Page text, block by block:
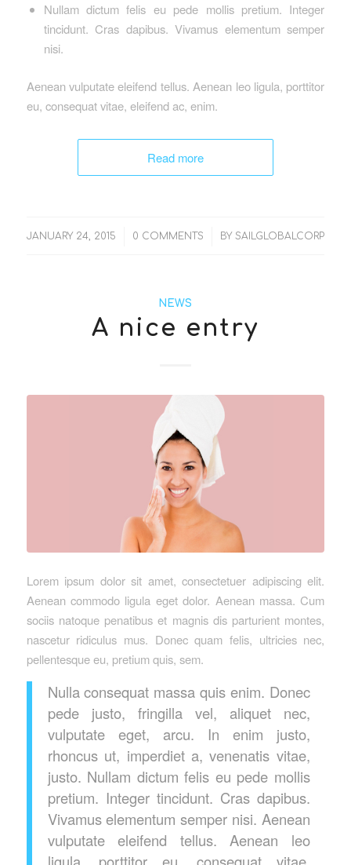
Nullam dictum felis eu pede mollis pretium. Integer
tincidunt. Cras dapibus. Vivamus elementum semper
nisi.
Aenean vulputate eleifend tellus. Aenean leo ligula, porttitor
eu, consequat vitae, eleifend ac, enim.
Read more
JANUARY 24, 2015
/ 0 COMMENTS
/ BY SAILGLOBALCORP
NEWS
A nice entry
Lorem ipsum dolor sit amet, consectetuer adipiscing elit.
Aenean commodo ligula eget dolor. Aenean massa. Cum
sociis natoque penatibus et magnis dis parturient montes,
nascetur ridiculus mus. Donec quam felis, ultricies nec,
pellentesque eu, pretium quis, sem.
Nulla consequat massa quis enim. Donec
pede justo, fringilla vel, aliquet nec,
vulputate eget, arcu. In enim justo,
rhoncus ut, imperdiet a, venenatis vitae,
justo. Nullam dictum felis eu pede mollis
pretium. Integer tincidunt. Cras dapibus.
Vivamus elementum semper nisi. Aenean
vulputate eleifend tellus. Aenean leo